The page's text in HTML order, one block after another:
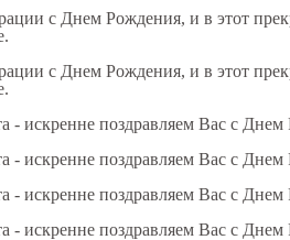
с Днем Рождения, и в этот
с Днем Рождения, и в этот
- искренне поздравляем Вас с Днем
- искренне поздравляем Вас с Днем
- искренне поздравляем Вас с Днем
- искренне поздравляем Вас с Днем